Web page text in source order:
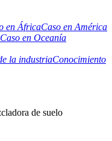
en ÁfricaCaso en América
Caso en Oceanía
la industriaConocimiento
de suelo